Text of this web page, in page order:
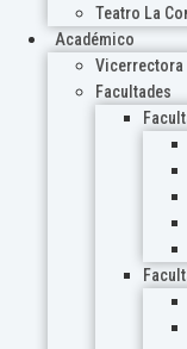
Teatro La
Académico
Vicerrectora
Facultades